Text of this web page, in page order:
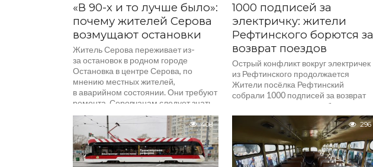
«В 90-х и то лучше было»:
почему жителей Серова
возмущают остановки
Житель Серова переживает из-
за остановок в родном городе
Остановка в центре Серова, по
мнению местных жителей,
в аварийном состоянии. Они требуют
ремонта. Серовчанам следует знать,
куда...
1000 подписей за
электричку: жители
Рефтинского борются за
возврат поездов
Острый конфликт вокруг электричек
из Рефтинского продолжается
Жители посёлка Рефтинский
собрали 1000 подписей за возврат
электрички и написали обращение
к губернатору. Свердловчанам
следует знать, как...
408 296